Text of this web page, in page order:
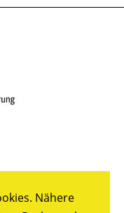
Nähere